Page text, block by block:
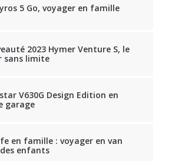
5 Go, voyager en famille
2023 Hymer Venture S, le
sans limite
V630G Design Edition en
garage
en famille : voyager en van
enfants